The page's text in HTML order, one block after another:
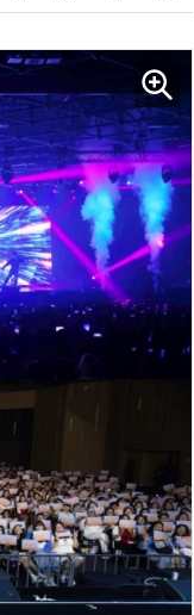
AI 시대의 옵저버빌리티: GPU·LLM 모니터링부터 AI 기반 장애 대응까지